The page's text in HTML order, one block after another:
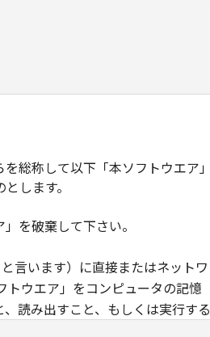
総称して以下「本ソフトウエア」
します。
を破棄して下さい。
言います）に直接またはネットワ
ウエア」をコンピュータの記憶
読み出すこと、もしくは実行する